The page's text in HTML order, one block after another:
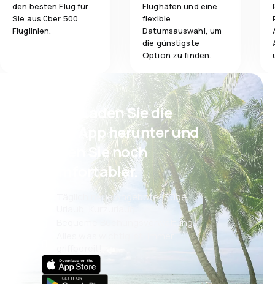
den besten Flug für
Sie aus über 500
Fluglinien.
Flughäfen und eine
flexible
Datumsauswahl, um
die günstigste
Option zu finden.
Psst! Laden Sie die
eSky App herunter und
reisen Sie noch
komfortabler.
Täglich neue Angebote: Flüge,
Bequeme Buchungsverwaltung